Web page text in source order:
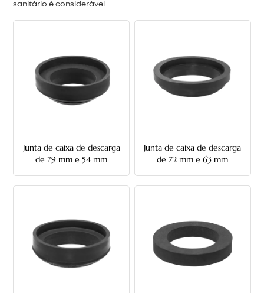
中文
sanitário é considerável.
Junta de caixa de descarga
de 79 mm e 54 mm
Junta de caixa de descarga
de 72 mm e 63 mm